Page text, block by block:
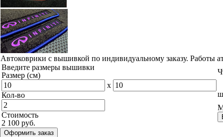
Автоковрики с вышивкой по индивидуальному заказу. Работы
Введите размеры вышивки
Размер (см)
x
Кол-во
Стоимость
2 100 руб.
Оформить заказ